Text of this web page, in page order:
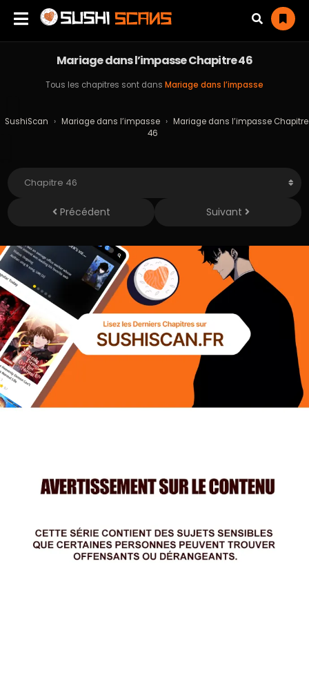
Mariage dans l’impasse Chapitre 46
Tous les chapitres sont dans Mariage dans l’impasse
SushiScan › Mariage dans l’impasse › Mariage dans l’impasse Chapitre
46
Précédent Suivant